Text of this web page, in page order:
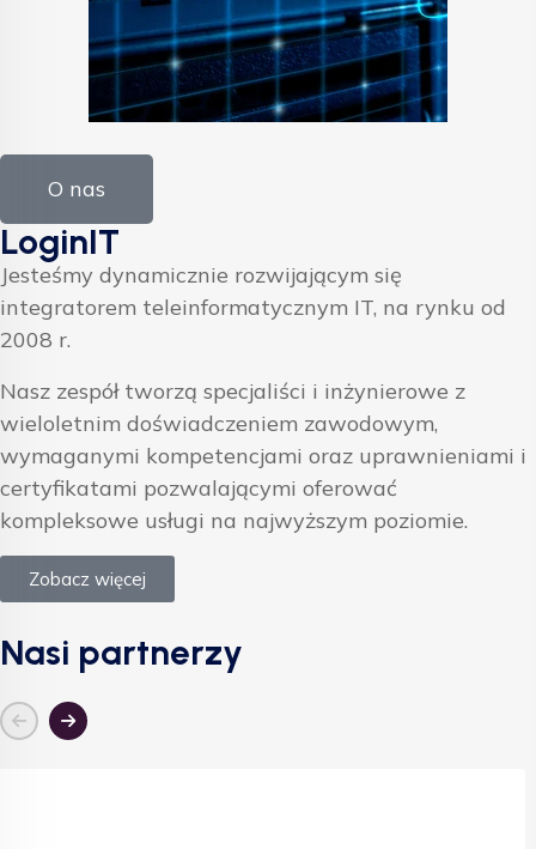
O nas
LoginIT
Jesteśmy dynamicznie rozwijającym się
integratorem teleinformatycznym IT, na rynku od
2008 r.
Nasz zespół tworzą specjaliści i inżynierowe z
wieloletnim doświadczeniem zawodowym,
wymaganymi kompetencjami oraz uprawnieniami i
certyfikatami pozwalającymi oferować
kompleksowe usługi na najwyższym poziomie.
Zobacz więcej
Nasi partnerzy